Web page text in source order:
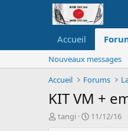
Accueil
Nouveaux messages
Accueil
Forums
KIT VM +
A
tangi
D11/12/16